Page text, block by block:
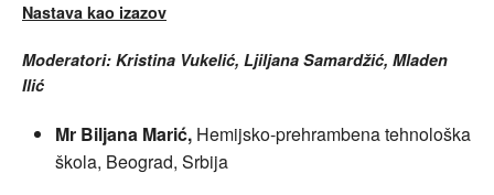
Nastava kao izazov
Moderatori: Kristina Vukelić, Ljiljana Samardžić, Mladen
Ilić
Mr Biljana Marić, Hemijsko-prehrambena tehnološka
škola, Beograd, Srbija